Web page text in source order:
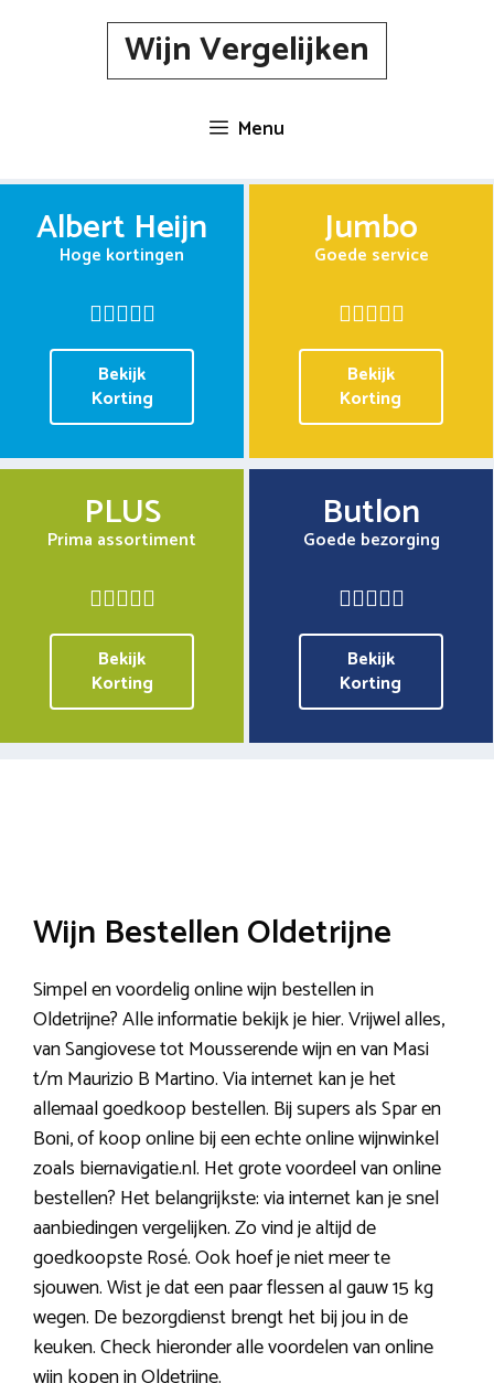
Wijn Vergelijken
Menu
Albert Heijn
Hoge kortingen
Bekijk
Korting
Jumbo
Goede service
Bekijk
Korting
PLUS
Prima assortiment
Bekijk
Korting
Butlon
Goede bezorging
Bekijk
Korting
Wijn Bestellen Oldetrijne
Simpel en voordelig online wijn bestellen in
Oldetrijne? Alle informatie bekijk je hier. Vrijwel alles,
van Sangiovese tot Mousserende wijn en van Masi
t/m Maurizio B Martino. Via internet kan je het
allemaal goedkoop bestellen. Bij supers als Spar en
Boni, of koop online bij een echte online wijnwinkel
zoals biernavigatie.nl. Het grote voordeel van online
bestellen? Het belangrijkste: via internet kan je snel
aanbiedingen vergelijken. Zo vind je altijd de
goedkoopste Rosé. Ook hoef je niet meer te
sjouwen. Wist je dat een paar flessen al gauw 15 kg
wegen. De bezorgdienst brengt het bij jou in de
keuken. Check hieronder alle voordelen van online